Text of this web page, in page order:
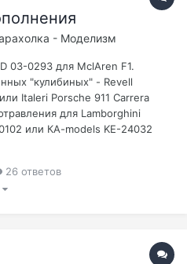
- Моделизм
03-0293 для MclAren F1.
"кулибиных" - Revell
Italeri Porsche 911 Carrera
для Lamborghini
или КA-models KE-24032
26 ответов